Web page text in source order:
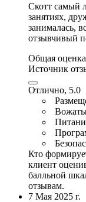
Скотт самый
занятиях,
занималась,
отзывчивый
Общая
Источник
Отлично, 5.0
Кто
клиент
балльной
отзывам.
7 Мая 2025 г.